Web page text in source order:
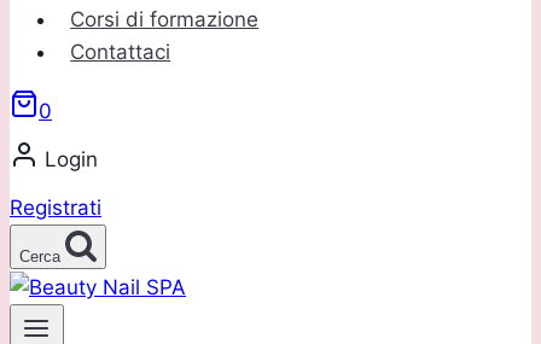
Corsi di formazione
Contattaci
0
Login
Registrati
Cerca